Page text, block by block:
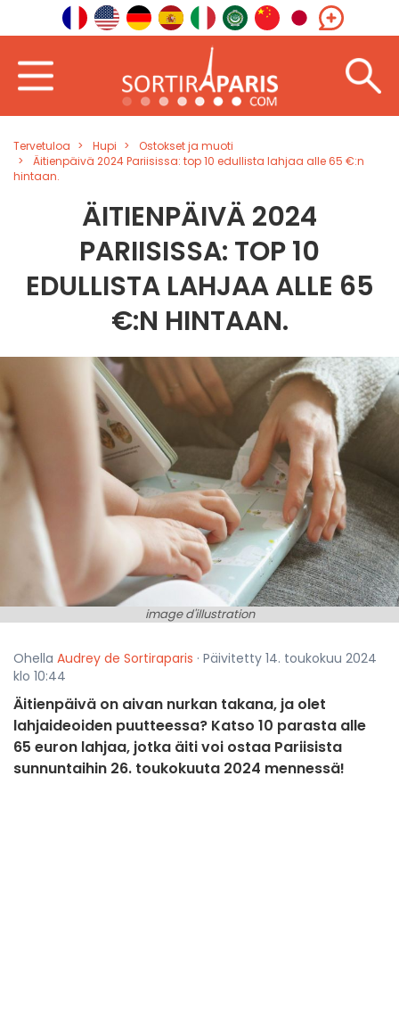
Tervetuloa Hupi
Ostokset ja muoti
Äitienpäivä 2024 Pariisissa: top 10 edullista lahjaa alle 65 €:n
hintaan.
ÄITIENPÄIVÄ 2024
PARIISISSA: TOP 10
EDULLISTA LAHJAA ALLE 65
€:N HINTAAN.
image d'illustration
Ohella Audrey de Sortiraparis · Päivitetty 14. toukokuu 2024
klo 10:44
Äitienpäivä on aivan nurkan takana, ja olet
lahjaideoiden puutteessa? Katso 10 parasta alle
65 euron lahjaa, jotka äiti voi ostaa Pariisista
sunnuntaihin 26. toukokuuta 2024 mennessä!